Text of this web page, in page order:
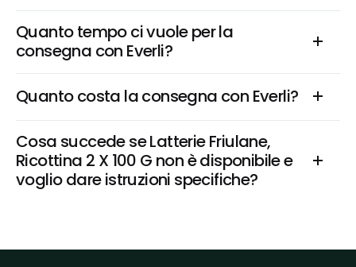
Quanto tempo ci vuole per la
consegna con Everli?
Quanto costa la consegna con Everli?
Cosa succede se Latterie Friulane,
Ricottina 2 X 100 G non è disponibile e
voglio dare istruzioni specifiche?